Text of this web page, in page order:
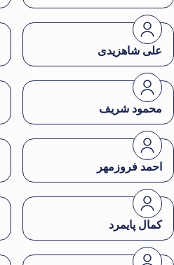
علی شاهزیدی
محمود شریف
احمد فروزمهر
کمال پایمرد